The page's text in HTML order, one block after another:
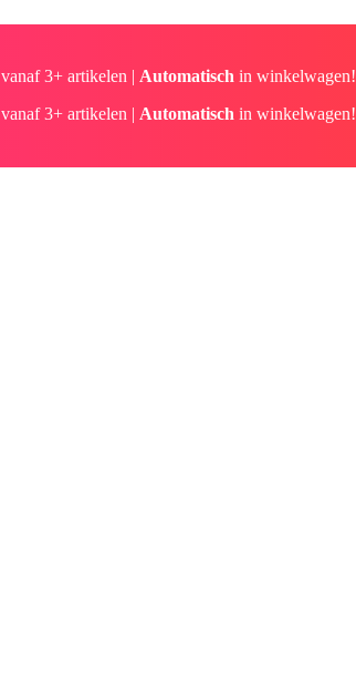
vanaf 3+ artikelen | Automatisch in winkelwagen!
vanaf 3+ artikelen | Automatisch in winkelwagen!